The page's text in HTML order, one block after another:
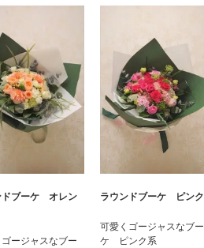
ドブーケ オレン
ージャスなブー
ラウンドブーケ ピンク
可愛くゴージャスなブー
ケ ピンク系